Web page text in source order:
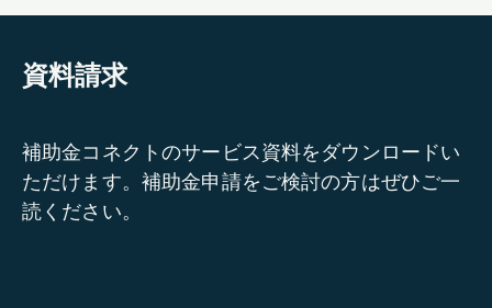
資料請求
補助金コネクトのサービス資料をダウンロードい
ただけます。補助金申請をご検討の方はぜひご一
読ください。